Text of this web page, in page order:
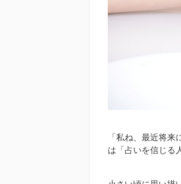
「私ね、最近将来
は「占いを信じる